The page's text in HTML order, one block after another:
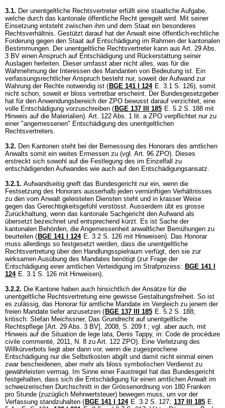
3.1. Der unentgeltliche Rechtsvertreter erfüllt eine staatliche Aufgabe,
welche durch das kantonale öffentliche Recht geregelt wird. Mit seiner
Einsetzung entsteht zwischen ihm und dem Staat ein besonderes
Rechtsverhältnis. Gestützt darauf hat der Anwalt eine öffentlich-rechtliche
Forderung gegen den Staat auf Entschädigung im Rahmen der kantonalen
Bestimmungen. Der unentgeltliche Rechtsvertreter kann aus Art. 29 Abs.
3 BV einen Anspruch auf Entschädigung und Rückerstattung seiner
Auslagen herleiten. Dieser umfasst aber nicht alles, was für die
Wahrnehmung der Interessen des Mandanten von Bedeutung ist. Ein
verfassungsrechtlicher Anspruch besteht nur, soweit der Aufwand zur
Wahrung der Rechte notwendig ist ( BGE 141 I 124 E. 3.1 S. 126), somit
nicht schon, soweit er bloss vertretbar erscheint. Der Bundesgesetzgeber
hat für den Anwendungsbereich der ZPO bewusst darauf verzichtet, eine
volle Entschädigung vorzuschreiben ( BGE 137 III 185 E. 5.2 S. 188 mit
Hinweis auf die Materialien). Art. 122 Abs. 1 lit. a ZPO verpflichtet nur zu
einer "angemessenen" Entschädigung des unentgeltlichen
Rechtsvertreters.
3.2. Den Kantonen steht bei der Bemessung des Honorars des amtlichen
Anwalts somit ein weites Ermessen zu (vgl. Art. 96 ZPO). Dieses
erstreckt sich sowohl auf die Festlegung des im Einzelfall zu
entschädigenden Aufwandes wie auch auf den Entschädigungsansatz.
3.2.1. Aufwandseitig greift das Bundesgericht nur ein, wenn die
Festsetzung des Honorars ausserhalb jeden vernünftigen Verhältnisses
zu den vom Anwalt geleisteten Diensten steht und in krasser Weise
gegen das Gerechtigkeitsgefühl verstösst. Ausserdem übt es grosse
Zurückhaltung, wenn das kantonale Sachgericht den Aufwand als
übersetzt bezeichnet und entsprechend kürzt. Es ist Sache der
kantonalen Behörden, die Angemessenheit anwaltlicher Bemühungen zu
beurteilen ( BGE 141 I 124 E. 3.2 S. 126 mit Hinweisen). Das Honorar
muss allerdings so festgesetzt werden, dass die unentgeltliche
Rechtsvertretung über den Handlungsspielraum verfügt, den sie zur
wirksamen Ausübung des Mandates benötigt (zur Frage der
Entschädigung einer amtlichen Verteidigung im Strafprozess: BGE 141 I
124 E. 3.1 S. 126 mit Hinweisen).
3.2.2. Die Kantone haben auch hinsichtlich der Ansätze für die
unentgeltliche Rechtsvertretung eine gewisse Gestaltungsfreiheit. So ist
es zulässig, das Honorar für amtliche Mandate im Vergleich zu jenem der
freien Mandate tiefer anzusetzen ( BGE 137 III 185 E. 5.2 S. 188;
kritisch: Stefan Meichssner, Das Grundrecht auf unentgeltliche
Rechtspflege [Art. 29 Abs. 3 BV], 2008, S. 209 f.; vgl. aber auch, mit
Hinweis auf die Situation de lege lata, Denis Tappy, in: Code de procédure
civile commenté, 2011, N. 8 zu Art. 122 ZPO). Eine Verletzung des
Willkürverbots liegt aber dann vor, wenn die zugesprochene
Entschädigung nur die Selbstkosten abgilt und damit nicht einmal einen
zwar bescheidenen, aber mehr als bloss symbolischen Verdienst zu
gewährleisten vermag. Im Sinne einer Faustregel hat das Bundesgericht
festgehalten, dass sich die Entschädigung für einen amtlichen Anwalt im
schweizerischen Durchschnitt in der Grössenordnung von 180 Franken
pro Stunde (zuzüglich Mehrwertsteuer) bewegen muss, um vor der
Verfassung standzuhalten ( BGE 141 I 124 E. 3.2 S. 127; 137 III 185 E.